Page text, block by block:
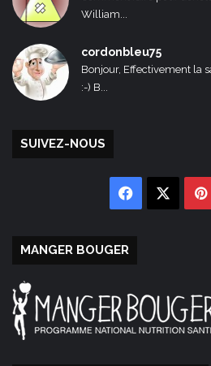
William...
cordonbleu75
Bonjour, Effectivement la
:-) B...
SUIVEZ-NOUS
Facebook
MANGER BOUGER